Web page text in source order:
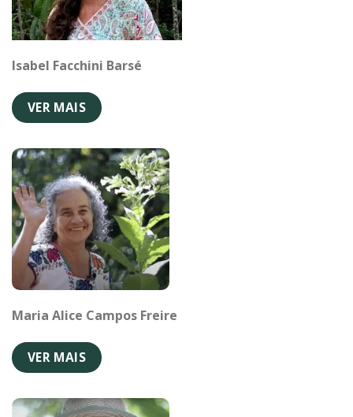
Isabel Facchini Barsé
VER MAIS
Maria Alice Campos Freire
VER MAIS